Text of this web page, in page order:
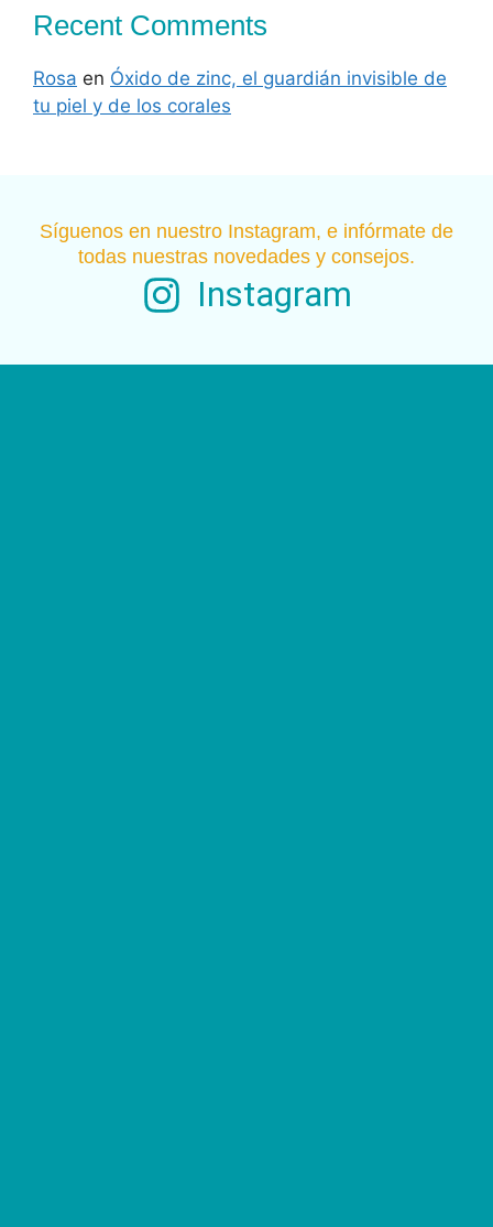
Recent Comments
Rosa en Óxido de zinc, el guardián invisible de
tu piel y de los corales
Síguenos en nuestro Instagram, e infórmate de
todas nuestras novedades y consejos.
Instagram